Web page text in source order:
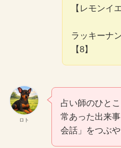
【レモンイ
ラッキーナ
【8】
ロト
占い師のひと
常あった出来
会話」をつぶ